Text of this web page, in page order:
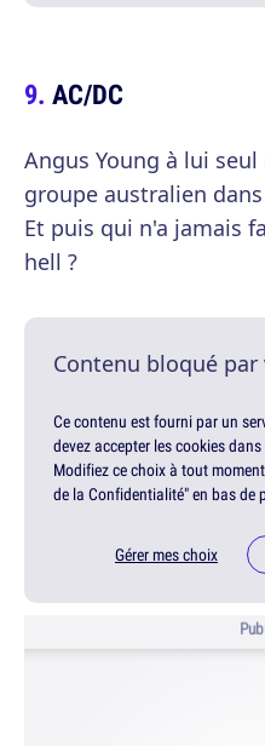
AC/DC
Angus Young à lui
groupe australien
Et puis qui n'a jamais
hell ?
Contenu bloqué
Ce contenu est fourni par un
devez accepter les cookies
Modifiez ce choix à tout
de la Confidentialité" en bas de
Gérer mes choix